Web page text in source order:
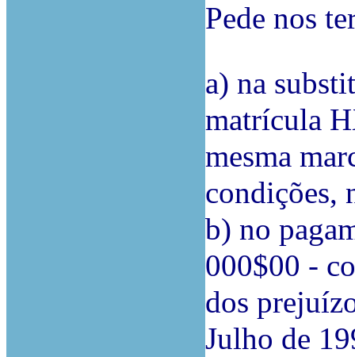
Pede nos
a) na
matrícula
mesma
condições,
b) no
000$00 -
dos
Julho de